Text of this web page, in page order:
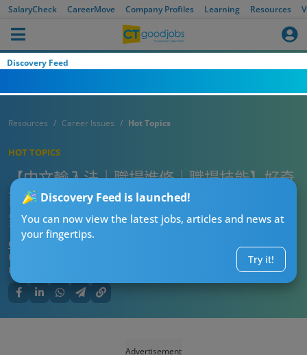
SalaryCheck CareerMove Company Profiles Learning Resources
Discovery Feed
Discovery Feed is launched!
You can now view the latest jobs, articles and news at
your fingertips.
Try it!
Resources Career Issues Hot Topics
HOT TOPICS
【中文輸入法｜職場進修｜職場技能】好奇
而家返工嘅人用乜中文輸入法多？網民：而
家班00後好多都用普通話拼音啦！
CTgoodjobs’ Editor
Published:
Updated:
Advertisement